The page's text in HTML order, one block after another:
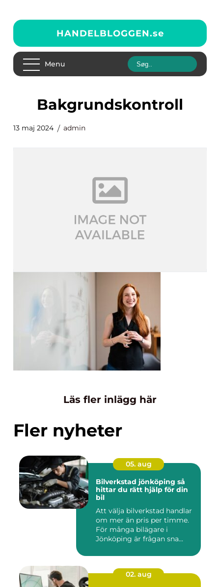
HANDELBLOGGEN.se
Menu
Bakgrundskontroll
13 maj 2024 admin
Läs fler inlägg här
Fler nyheter
05. aug
Bilverkstad jönköping så
hittar du rätt hjälp för din
bil
Att välja bilverkstad handlar
om mer än pris per timme.
För många bilägare i
Jönköping är frågan sna...
02. aug